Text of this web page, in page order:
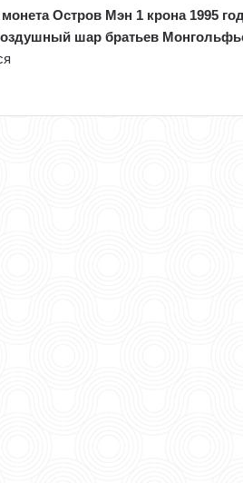
монета Остров Мэн 1 крона 1995
шар братьев